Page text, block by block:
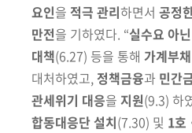
요인을 적극 관리하면서 공정
만전을 기하였다. “실수요 아
대책(6.27) 등을 통해 가계부
대처하였고, 정책금융과 민간
관세위기 대응을 지원(9.3) 하
합동대응단 설치(7.30) 및 1